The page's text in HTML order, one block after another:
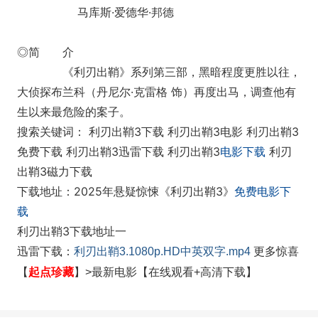
马库斯·爱德华·邦德
◎简 介
《利刃出鞘》系列第三部，黑暗程度更胜以往，
大侦探布兰科（丹尼尔·克雷格 饰）再度出马，调查他有
生以来最危险的案子。
搜索关键词： 利刃出鞘3下载 利刃出鞘3电影 利刃出鞘3
免费下载 利刃出鞘3迅雷下载 利刃出鞘3电影下载 利刃
出鞘3磁力下载
下载地址：2025年悬疑惊悚《利刃出鞘3》 免费电影下
载
利刃出鞘3下载地址一
迅雷下载： 利刃出鞘3.1080p.HD中英双字.mp4 更多惊喜
【 起点珍藏】>最新电影【在线观看+高清下载】